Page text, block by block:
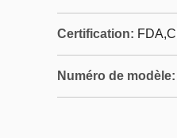
Certification:
Numéro de modèle: